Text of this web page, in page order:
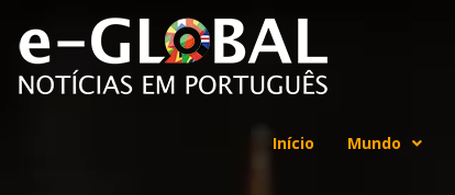
Início Mundo